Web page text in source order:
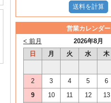
営業カレンダー
2026年8月
< 前月
日
月 火 水 木
2
3 4 5 6
9
10 11 12 13